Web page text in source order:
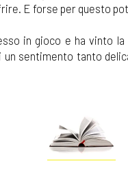
E forse per questo
in gioco e ha vinto
un sentimento tanto